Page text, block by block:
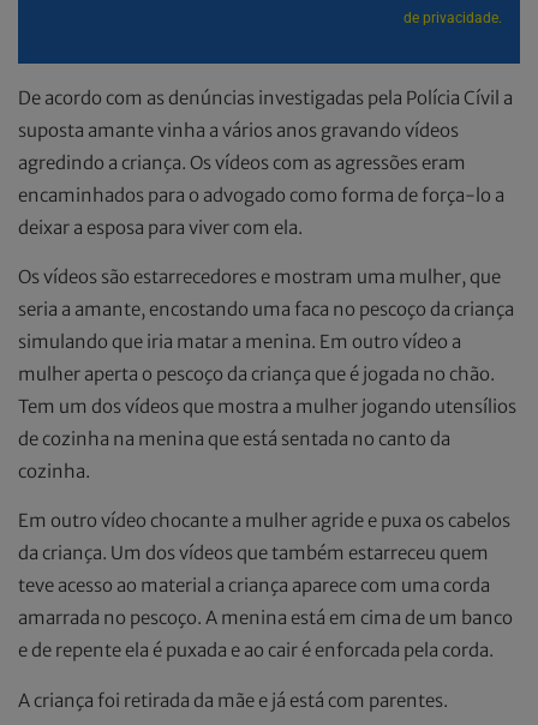
de privacidade.
De acordo com as denúncias investigadas pela Polícia Cívil a
suposta amante vinha a vários anos gravando vídeos
agredindo a criança. Os vídeos com as agressões eram
encaminhados para o advogado como forma de força-lo a
deixar a esposa para viver com ela.
Os vídeos são estarrecedores e mostram uma mulher, que
seria a amante, encostando uma faca no pescoço da criança
simulando que iria matar a menina. Em outro vídeo a
mulher aperta o pescoço da criança que é jogada no chão.
Tem um dos vídeos que mostra a mulher jogando utensílios
de cozinha na menina que está sentada no canto da
cozinha.
Em outro vídeo chocante a mulher agride e puxa os cabelos
da criança. Um dos vídeos que também estarreceu quem
teve acesso ao material a criança aparece com uma corda
amarrada no pescoço. A menina está em cima de um banco
e de repente ela é puxada e ao cair é enforcada pela corda.
A criança foi retirada da mãe e já está com parentes.